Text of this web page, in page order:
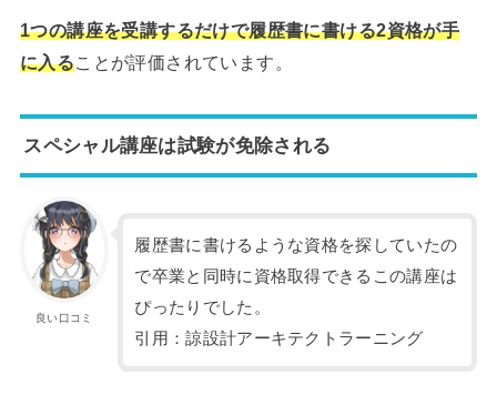
1つの講座を受講するだけで履歴書に書ける2資格が手
に入ることが評価されています。
スペシャル講座は試験が免除される
良い口コミ
履歴書に書けるような資格を探していたの
で卒業と同時に資格取得できるこの講座は
ぴったりでした。
引用：諒設計アーキテクトラーニング